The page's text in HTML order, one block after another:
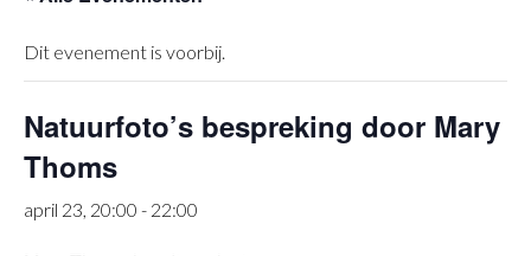
Dit evenement is voorbij.
Natuurfoto’s bespreking door Mary
Thoms
april 23, 20:00 - 22:00